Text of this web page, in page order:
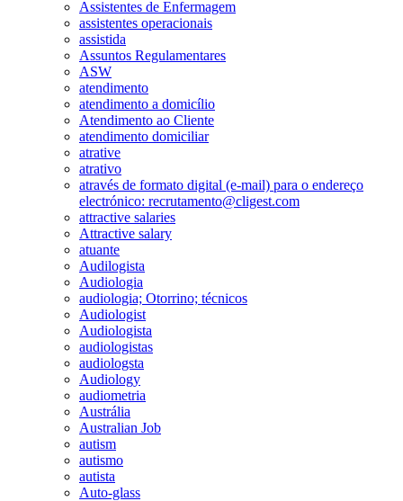
Assistentes de Enfermagem
assistentes operacionais
assistida
Assuntos Regulamentares
ASW
atendimento
atendimento a domicílio
Atendimento ao Cliente
atendimento domiciliar
atrative
atrativo
através de formato digital (e-mail) para o endereço
electrónico: recrutamento@cligest.com
attractive salaries
Attractive salary
atuante
Audilogista
Audiologia
audiologia; Otorrino; técnicos
Audiologist
Audiologista
audiologistas
audiologsta
Audiology
audiometria
Austrália
Australian Job
autism
autismo
autista
Auto-glass